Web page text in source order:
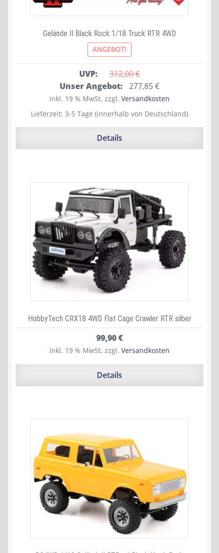
Gelände II Black Rock 1/18 Truck RTR 4WD
ANGEBOT!
UVP: 312,00 €
Ursprünglicher
Preis
war:
Unser Angebot: 277,85€Aktueller
Preis
ist:
inkl. 19 % MwSt. zzgl. Versandkosten
Lieferzeit: 3-5 Tage (innerhalb von Deutschland)
Details
HobbyTech CRX18 4WD Flat Cage Crawler RTR silber
99,90€
inkl. 19 % MwSt. zzgl. Versandkosten
Details